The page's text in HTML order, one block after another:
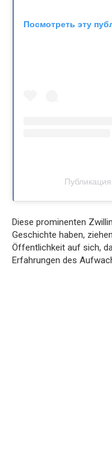
Посмотреть эту
Diese prominenten
Geschichte haben,
Öffentlichkeit auf sich,
Erfahrungen des